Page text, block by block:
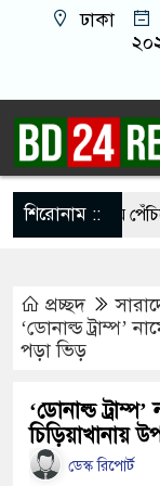
ঢাকা
শিরোনাম ::
শাড়ি গলায়
পরীক্ষার্থী, পাস করা
গেছে ফ্যাসিবাদী
প্রচ্ছদ
‘ডোনাল্ড ট্রাম্প’
পড়া ভিড়
‘ডোনাল্ড
চিড়িয়াখানায়
ডেস্ক রিপোর্ট